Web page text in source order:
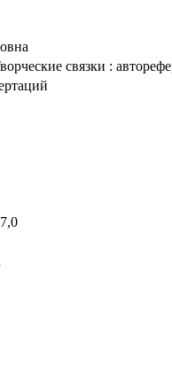
связки :